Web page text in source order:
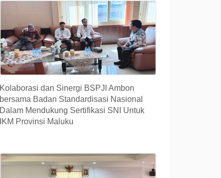
Kolaborasi dan Sinergi BSPJI Ambon
bersama Badan Standardisasi Nasional
Dalam Mendukung Sertifikasi SNI Untuk
IKM Provinsi Maluku